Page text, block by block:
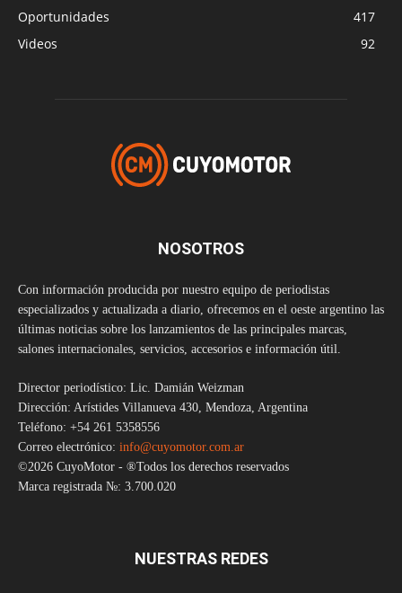
Oportunidades
417
Videos
92
NOSOTROS
Con información producida por nuestro equipo de periodistas
especializados y actualizada a diario, ofrecemos en el oeste argentino las
últimas noticias sobre los lanzamientos de las principales marcas,
salones internacionales, servicios, accesorios e información útil.
Director periodístico: Lic. Damián Weizman
Dirección: Arístides Villanueva 430, Mendoza, Argentina
Teléfono: +54 261 5358556
Correo electrónico: info@cuyomotor.com.ar
©2026 CuyoMotor - ®Todos los derechos reservados
Marca registrada №: 3.700.020
NUESTRAS REDES